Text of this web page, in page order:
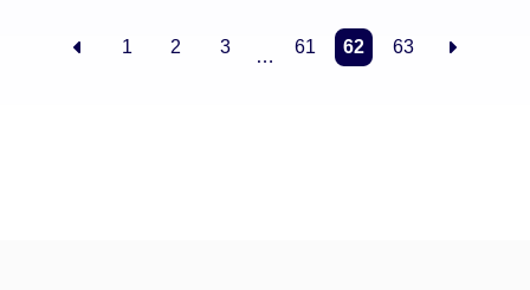
1 2 3 … 61 62 63